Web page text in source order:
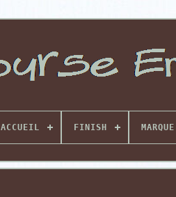
ACCUEIL FINISH MARQUE